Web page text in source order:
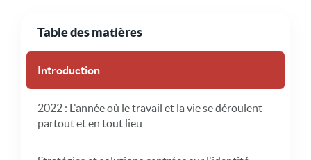
Table des matières
Introduction
2022 : L'année où le travail et la vie se déroulent
partout et en tout lieu